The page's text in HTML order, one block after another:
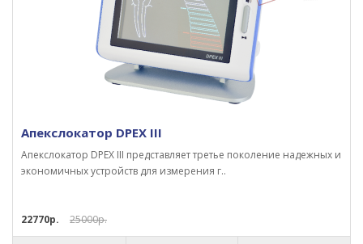
Апекслокатор DPEX III
Апекслокатор DPEX III представляет третье поколение надежных и
экономичных устройств для измерения г..
22770р. 25000р.